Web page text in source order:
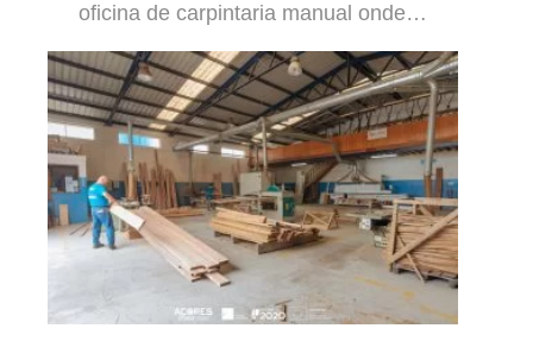
oficina de carpintaria manual onde…